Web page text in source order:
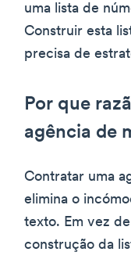
uma lista de
Construir esta
precisa de
Por que
agência de
Contratar uma
elimina o
texto. Em vez
construção da